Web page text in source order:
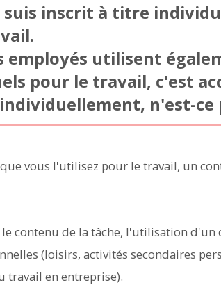
suis inscrit à titre
employés utilisent
pour le travail, c'est
n'est-ce
vous l'utilisez pour le travail, un
contenu de la tâche, l'utilisation
(loisirs, activités secondaires
travail en entreprise).